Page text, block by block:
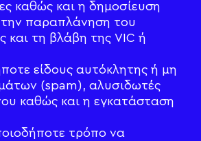
καθώς και η δημοσίευση
παραπλάνηση του
και τη βλάβη της VIC ή
είδους αυτόκλητης ή μη
(spam), αλυσιδωτές
καθώς και η εγκατάσταση
τρόπο να